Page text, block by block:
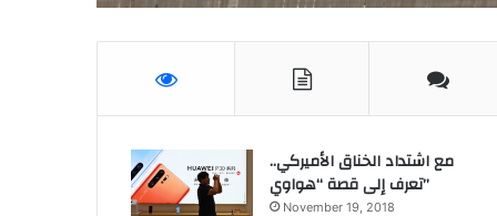
مع اشتداد الخناق الأميركي..
تعرف إلى قصة “هواوي”
November 19, 2018